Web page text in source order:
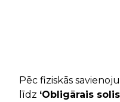
Pēc fiziskās
līdz ‘Obligārais